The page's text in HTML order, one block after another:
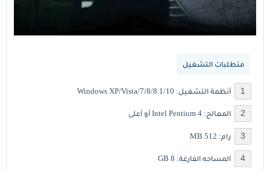
متطلبات التشغيل
أنظمة التشغيل: Windows XP/Vista/7/8/8.1/10
المعالج: Intel Pentium 4 أو أعلى
رام: 512 MB
المساحه الفارغة: 8 GB